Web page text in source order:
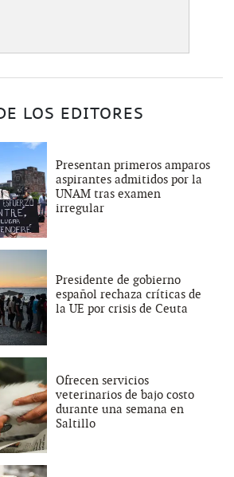
LOS EDITORES
Presentan primeros amparos
aspirantes admitidos por la
UNAM tras examen
irregular
Presidente de gobierno
español rechaza críticas de
la UE por crisis de Ceuta
Ofrecen servicios
veterinarios de bajo costo
durante una semana en
Saltillo